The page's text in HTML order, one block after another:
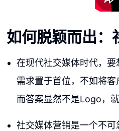
如何脱颖而出：
在现代社交媒体时代，
需求置于首位，不如将
而答案显然不是Logo，
社交媒体营销是一个不